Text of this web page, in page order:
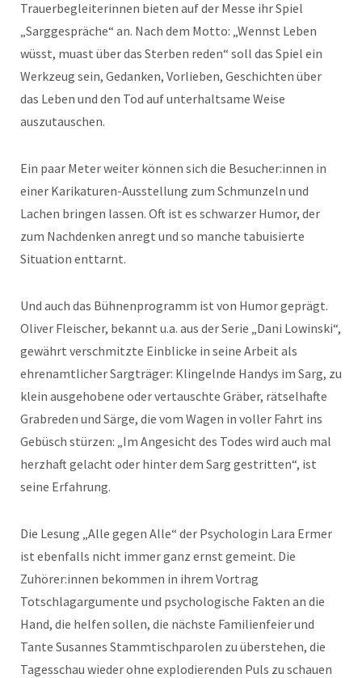
Trauerbegleiterinnen bieten auf der Messe ihr Spiel
„Sarggespräche“ an. Nach dem Motto: „Wennst Leben
wüsst, muast über das Sterben reden“ soll das Spiel ein
Werkzeug sein, Gedanken, Vorlieben, Geschichten über
das Leben und den Tod auf unterhaltsame Weise
auszutauschen.
Ein paar Meter weiter können sich die Besucher:innen in
einer Karikaturen-Ausstellung zum Schmunzeln und
Lachen bringen lassen. Oft ist es schwarzer Humor, der
zum Nachdenken anregt und so manche tabuisierte
Situation enttarnt.
Und auch das Bühnenprogramm ist von Humor geprägt.
Oliver Fleischer, bekannt u.a. aus der Serie „Dani Lowinski“,
gewährt verschmitzte Einblicke in seine Arbeit als
ehrenamtlicher Sargträger: Klingelnde Handys im Sarg, zu
klein ausgehobene oder vertauschte Gräber, rätselhafte
Grabreden und Särge, die vom Wagen in voller Fahrt ins
Gebüsch stürzen: „Im Angesicht des Todes wird auch mal
herzhaft gelacht oder hinter dem Sarg gestritten“, ist
seine Erfahrung.
Die Lesung „Alle gegen Alle“ der Psychologin Lara Ermer
ist ebenfalls nicht immer ganz ernst gemeint. Die
Zuhörer:innen bekommen in ihrem Vortrag
Totschlagargumente und psychologische Fakten an die
Hand, die helfen sollen, die nächste Familienfeier und
Tante Susannes Stammtischparolen zu überstehen, die
Tagesschau wieder ohne explodierenden Puls zu schauen